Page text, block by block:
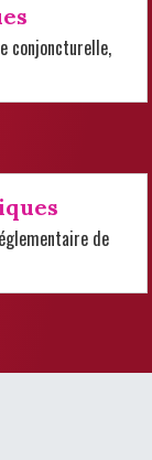
conjoncturelle,
de